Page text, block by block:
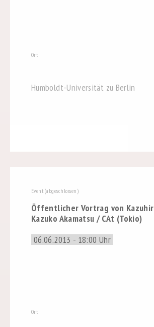
Ort
Humboldt-Universität zu Berlin
Event (abgeschlossen)
Öffentlicher Vortrag von
Kazuko Akamatsu / CAt (Tokio)
06.06.2013 - 18:00 Uhr
Ort